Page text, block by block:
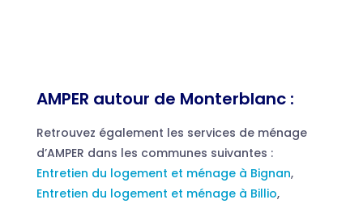
AMPER autour de Monterblanc :
Retrouvez également les services de ménage
d’AMPER dans les communes suivantes :
Entretien du logement et ménage à Bignan,
Entretien du logement et ménage à Billio,